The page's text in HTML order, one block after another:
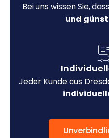
Bei uns wissen Sie,
und
Jeder Kunde aus